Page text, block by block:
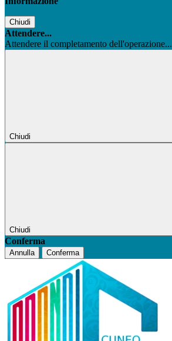
Chiudi
Attendere...
Attendere il completamento dell'operazione...
Chiudi
Chiudi
Conferma
Annulla Conferma